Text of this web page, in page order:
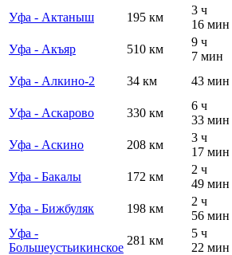
Уфа - Актаныш
195 км
3 ч
16 мин
Уфа - Акъяр
510 км
9 ч
7 мин
Уфа - Алкино-2
34 км 43 мин
Уфа - Аскарово
330 км
6 ч
33 мин
Уфа - Аскино
208 км
3 ч
17 мин
Уфа - Бакалы
172 км
2 ч
49 мин
Уфа - Бижбуляк
198 км
2 ч
56 мин
Уфа -
Большеустьикинское
281 км
5 ч
22 мин